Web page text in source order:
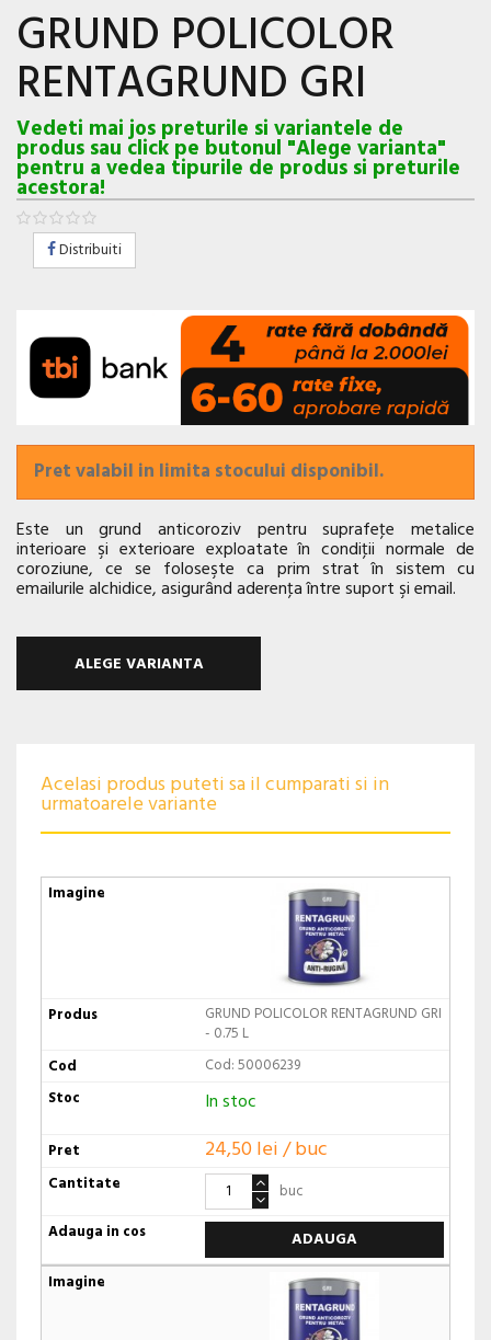
GRUND POLICOLOR
RENTAGRUND GRI
Vedeti mai jos preturile si variantele de
produs sau click pe butonul "Alege varianta"
pentru a vedea tipurile de produs si preturile
acestora!
Distribuiti
Pret valabil in limita stocului disponibil.
Este un grund anticoroziv pentru suprafeţe metalice
interioare şi exterioare exploatate în condiţii normale de
coroziune, ce se foloseşte ca prim strat în sistem cu
emailurile alchidice, asigurând aderenţa între suport şi email.
ALEGE VARIANTA
Acelasi produs puteti sa il cumparati si in
urmatoarele variante
GRUND POLICOLOR RENTAGRUND GRI
- 0.75 L
Cod: 50006239
In stoc
24,50 lei / buc
buc
ADAUGA